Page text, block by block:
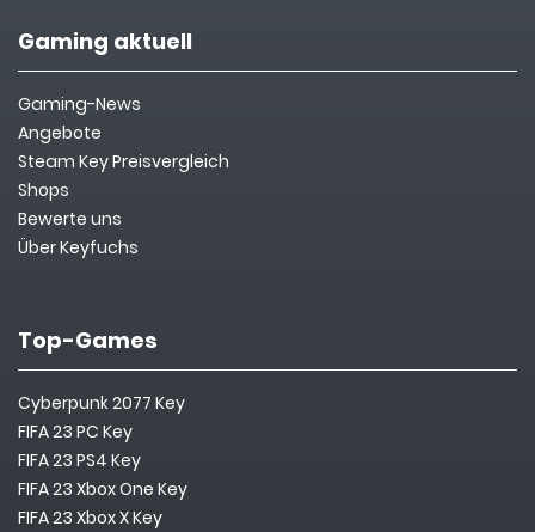
Gaming aktuell
Gaming-News
Angebote
Steam Key Preisvergleich
Shops
Bewerte uns
Über Keyfuchs
Top-Games
Cyberpunk 2077 Key
FIFA 23 PC Key
FIFA 23 PS4 Key
FIFA 23 Xbox One Key
FIFA 23 Xbox X Key